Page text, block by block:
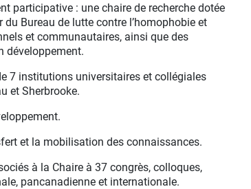
participative : une chaire de recherche dotée
Bureau de lutte contre l’homophobie et
et communautaires, ainsi que des
développement.
7 institutions universitaires et collégiales
et Sherbrooke.
et la mobilisation des connaissances.
à la Chaire à 37 congrès, colloques,
pancanadienne et internationale.